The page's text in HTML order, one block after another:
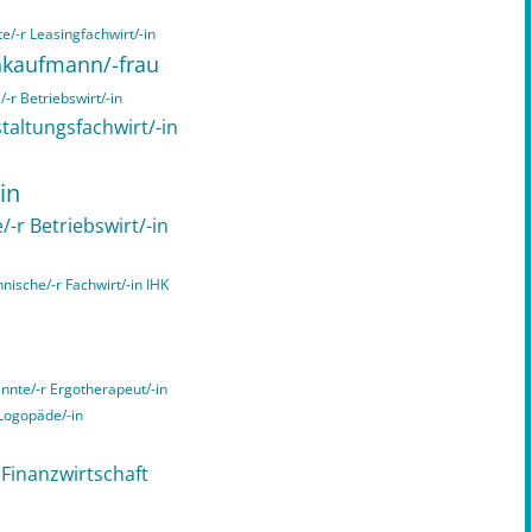
r Leasingfachwirt/-in
frau
r Betriebswirt/-in
in
r Betriebswirt/-in
r Fachwirt/-in IHK
r Ergotherapeut/-in
in